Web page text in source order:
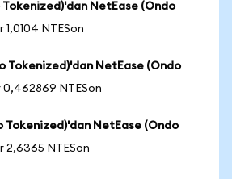
NetEase (Ondo
1,0104 NTESon
Tokenized)'dan NetEase (Ondo
0,462869 NTESon
Tokenized)'dan NetEase (Ondo
2,6365 NTESon